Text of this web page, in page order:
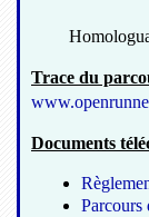
Trace du
Documents